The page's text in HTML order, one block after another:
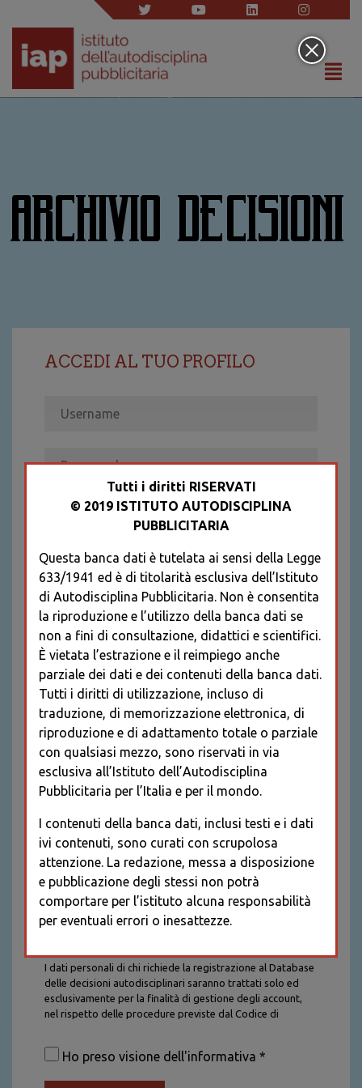
ARCHIVIO DECISIONI
ACCEDI AL TUO PROFILO
Recupera password
REGISTRATI
* I CAMPI CONTRASSEGNATI SONO
OBBLIGATORI
I dati personali di chi richiede la registrazione al Database
delle decisioni autodisciplinari saranno trattati solo ed
esclusivamente per la finalità di gestione degli account,
nel rispetto delle procedure previste dal Codice di
saranno trattati con tutte le cautele richieste dalla legge e
saranno conservati per la durata stabilita caso per caso
Ho preso visione dell'informativa *
Tutti i diritti RISERVATI
© 2019 ISTITUTO AUTODISCIPLINA
PUBBLICITARIA
Questa banca dati è tutelata ai sensi della Legge
633/1941 ed è di titolarità esclusiva dell’Istituto
di Autodisciplina Pubblicitaria. Non è consentita
la riproduzione e l’utilizzo della banca dati se
non a fini di consultazione, didattici e scientifici.
È vietata l’estrazione e il reimpiego anche
parziale dei dati e dei contenuti della banca dati.
Tutti i diritti di utilizzazione, incluso di
traduzione, di memorizzazione elettronica, di
riproduzione e di adattamento totale o parziale
con qualsiasi mezzo, sono riservati in via
esclusiva all’Istituto dell’Autodisciplina
Pubblicitaria per l’Italia e per il mondo.
I contenuti della banca dati, inclusi testi e i dati
ivi contenuti, sono curati con scrupolosa
attenzione. La redazione, messa a disposizione
e pubblicazione degli stessi non potrà
comportare per l’istituto alcuna responsabilità
per eventuali errori o inesattezze.